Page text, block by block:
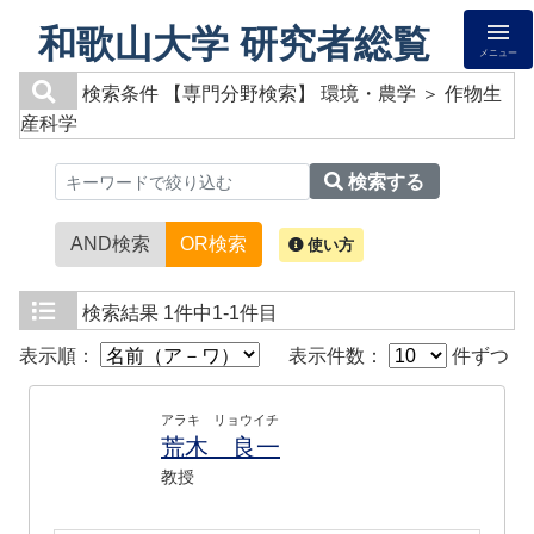
和歌山大学 研究者総覧 メニュー
検索条件
【専門分野検索】 環境・農学 ＞ 作物生
産科学
検索する
AND検索 OR検索 使い方
検索結果 1件中1-1件目
表示順： 表示件数： 件ずつ
アラキ リョウイチ
荒木 良一
教授